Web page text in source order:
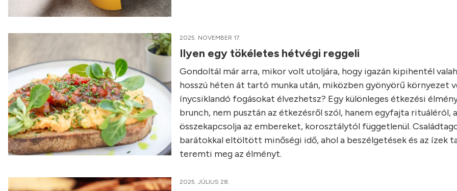
2025. NOVEMBER 17.
Ilyen egy tökéletes hétvégi reggeli
Gondoltál már arra, mikor volt utoljára, hogy igazán kipihentél
hosszú héten át tartó munka után, miközben gyönyörű környezet
ínycsiklandó fogásokat élvezhetsz? Egy különleges étkezési
brunch, nem pusztán az étkezésről szól, hanem egyfajta rituáléról,
összekapcsolja az embereket, korosztálytól függetlenül.
barátokkal eltöltött minőségi idő, ahol a beszélgetések és az ízek
teremti meg az élményt.
2025. JÚLIUS 28.